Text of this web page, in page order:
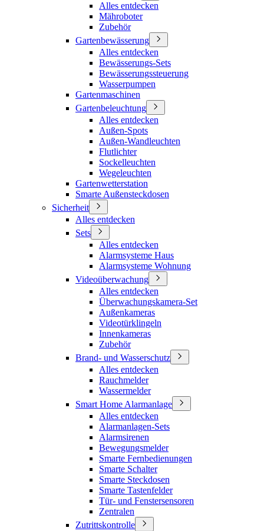
Alles entdecken
Mähroboter
Zubehör
Gartenbewässerung
Alles entdecken
Bewässerungs-Sets
Bewässerungssteuerung
Wasserpumpen
Gartenmaschinen
Gartenbeleuchtung
Alles entdecken
Außen-Spots
Außen-Wandleuchten
Flutlichter
Sockelleuchten
Wegeleuchten
Gartenwetterstation
Smarte Außensteckdosen
Sicherheit
Alles entdecken
Sets
Alles entdecken
Alarmsysteme Haus
Alarmsysteme Wohnung
Videoüberwachung
Alles entdecken
Überwachungskamera-Set
Außenkameras
Videotürklingeln
Innenkameras
Zubehör
Brand- und Wasserschutz
Alles entdecken
Rauchmelder
Wassermelder
Smart Home Alarmanlage
Alles entdecken
Alarmanlagen-Sets
Alarmsirenen
Bewegungsmelder
Smarte Fernbedienungen
Smarte Schalter
Smarte Steckdosen
Smarte Tastenfelder
Tür- und Fenstersensoren
Zentralen
Zutrittskontrolle